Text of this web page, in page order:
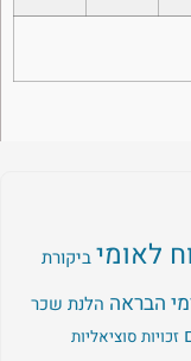
לאומי ביקורת
הבראההלנת שכר
זכויות סוציאליות